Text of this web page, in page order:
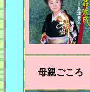
母親ごころ